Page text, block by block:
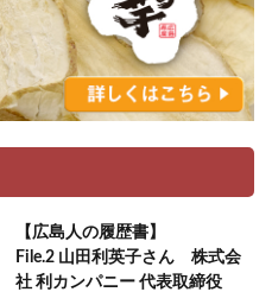
【広島人の履歴書】
File.2 山田利英子さん 株式会
社 利カンパニー 代表取締役